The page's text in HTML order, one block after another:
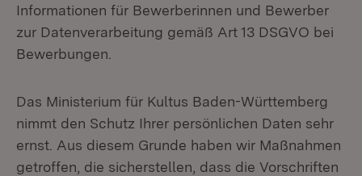
Informationen für Bewerberinnen und Bewerber
zur Datenverarbeitung gemäß Art 13 DSGVO bei
Bewerbungen.
Das Ministerium für Kultus Baden-Württemberg
nimmt den Schutz Ihrer persönlichen Daten sehr
ernst. Aus diesem Grunde haben wir Maßnahmen
getroffen, die sicherstellen, dass die Vorschriften